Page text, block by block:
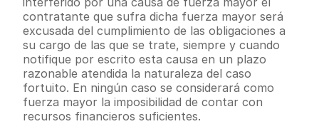
contratante que sufra dicha fuerza mayor será
excusada del cumplimiento de las obligaciones a
su cargo de las que se trate, siempre y cuando
notifique por escrito esta causa en un plazo
razonable atendida la naturaleza del caso
fortuito. En ningún caso se considerará como
fuerza mayor la imposibilidad de contar con
recursos financieros suficientes.